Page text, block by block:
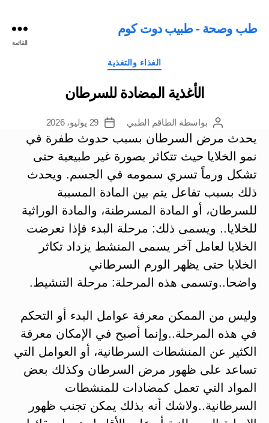
طب وصحة - طبيب دوت كوم
القائمة
التصنيفات
الغذاء والتغذية
الأغذية المضادة للسرطان
كاتب
المقالة
بواسطة الطاقم الطبي
تاريخ
المقالة
29 يوليو، 2026
يحدث مرض السرطان بسبب حدوث طفرة في
نمو الخلايا حيث تتكاثر بصورة غير طبيعية حتى
تشكل ورماً تسري سمومه في الجسم. ويحدث
ذلك بسبب تفاعل يتم بين المادة المسببة
للسرطان، أو المادة المسرطنة، والمادة الوراثية
للخلايا.. ويسمى ذلك: مرحلة البدء فإذا تعرضت
الخلايا لعامل آخر يسمى المنشط يزداد تكاثر
الخلايا حتى يظهر الورم السرطاني
واضحا..وتسمى هذه المرحلة: مرحلة التنشيط.
وليس من الممكن معرفة عوامل البدء أو التحكم
في هذه المرحلة..وإنما أصبح في الإمكان معرفة
الكثير عن المنشطات السرطانية، أو العوامل التي
تساعد على ظهور مرض السرطان وكذلك بعض
المواد التي تعمل كمضادات للمنشطات
السرطانية..ولاشك أنه بذلك يمكن تجنب ظهور